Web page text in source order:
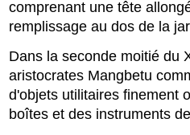
comprenant une tête
remplissage au dos de la
Dans la seconde moitié du
aristocrates Mangbetu
d'objets utilitaires finement
boîtes et des instruments